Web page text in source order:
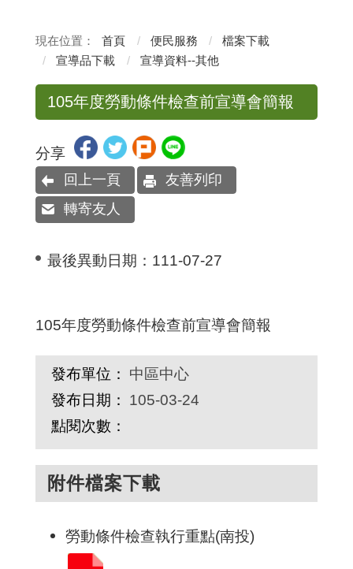
首頁 便民服務
檔案下載
宣導品下載
宣導資料--其他
105年度勞動條件檢查前宣導會簡報
分享
回上一頁
友善列印
轉寄友人
最後異動日期： 111-07-27
105年度勞動條件檢查前宣導會簡報
發布單位：
中區中心
發布日期：
105-03-24
點閱次數：
附件檔案下載
勞動條件檢查執行重點(南投)